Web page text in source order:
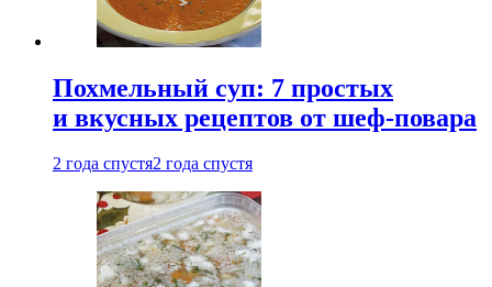
Похмельный суп: 7 простых
и вкусных рецептов от шеф-повара
2 года спустя2 года спустя